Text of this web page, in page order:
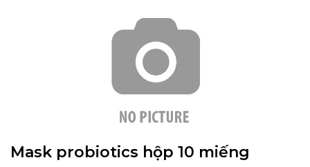
Mask probiotics hộp 10 miếng